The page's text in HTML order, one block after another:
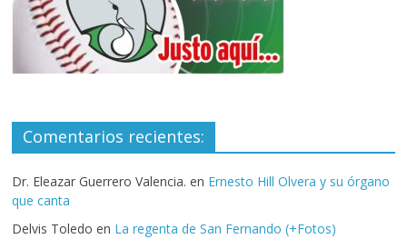
Comentarios recientes:
Dr. Eleazar Guerrero Valencia. en Ernesto Hill Olvera y su órgano
que canta
Delvis Toledo en La regenta de San Fernando (+Fotos)